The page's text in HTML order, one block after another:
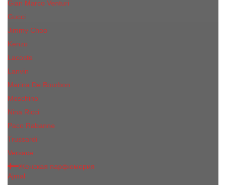
Gian Marco Venturi
Gucci
Jimmy Choo
Kenzo
Lacoste
Lanvin
Marina De Bourbon
Moschino
Nina Ricci
Paco Rabanne
Trussardi
Versace
Женская парфюмерия
Ajmal